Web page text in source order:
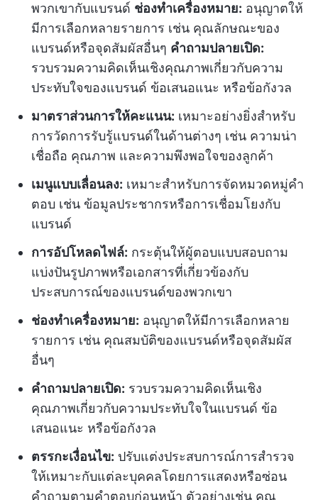
พวกเขากับแบรนด์ ช่องทำเครื่องหมาย: อนุญาตให้
มีการเลือกหลายรายการ เช่น คุณลักษณะของ
แบรนด์หรือจุดสัมผัสอื่นๆ คำถามปลายเปิด:
รวบรวมความคิดเห็นเชิงคุณภาพเกี่ยวกับความ
ประทับใจของแบรนด์ ข้อเสนอแนะ หรือข้อกังวล
มาตราส่วนการให้คะแนน: เหมาะอย่างยิ่งสำหรับ
การวัดการรับรู้แบรนด์ในด้านต่างๆ เช่น ความน่า
เชื่อถือ คุณภาพ และความพึงพอใจของลูกค้า
เมนูแบบเลื่อนลง: เหมาะสำหรับการจัดหมวดหมู่คำ
ตอบ เช่น ข้อมูลประชากรหรือการเชื่อมโยงกับ
แบรนด์
การอัปโหลดไฟล์: กระตุ้นให้ผู้ตอบแบบสอบถาม
แบ่งปันรูปภาพหรือเอกสารที่เกี่ยวข้องกับ
ประสบการณ์ของแบรนด์ของพวกเขา
ช่องทำเครื่องหมาย: อนุญาตให้มีการเลือกหลาย
รายการ เช่น คุณสมบัติของแบรนด์หรือจุดสัมผัส
อื่นๆ
คำถามปลายเปิด: รวบรวมความคิดเห็นเชิง
คุณภาพเกี่ยวกับความประทับใจในแบรนด์ ข้อ
เสนอแนะ หรือข้อกังวล
ตรรกะเงื่อนไข: ปรับแต่งประสบการณ์การสำรวจ
ให้เหมาะกับแต่ละบุคคลโดยการแสดงหรือซ่อน
คำถามตามคำตอบก่อนหน้า ตัวอย่างเช่น คุณ